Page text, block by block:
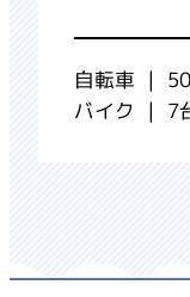
自転車 ｜
バイク ｜ 7